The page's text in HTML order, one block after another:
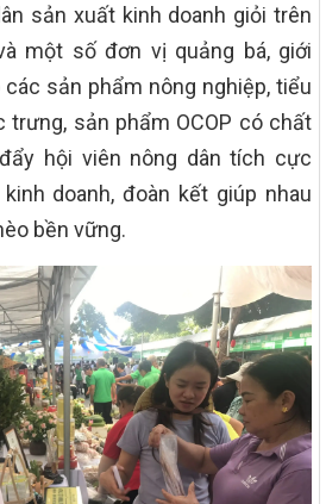
sản xuất kinh doanh giỏi trên
một số đơn vị quảng bá, giới
sản phẩm nông nghiệp, tiểu
sản phẩm OCOP có chất
hội viên nông dân tích cực
doanh, đoàn kết giúp nhau
bền vững.